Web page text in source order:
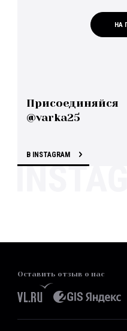
НА
Присоединяйся
@varka25
В INSTAGRAM
Оставить отзыв о нас